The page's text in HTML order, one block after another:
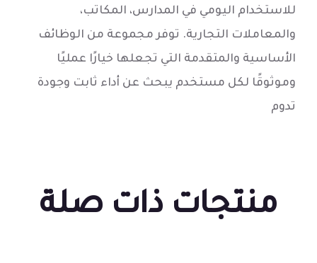
للاستخدام اليومي في المدارس، المكاتب،
والمعاملات التجارية. توفر مجموعة من الوظائف
الأساسية والمتقدمة التي تجعلها خيارًا عمليًا
وموثوقًا لكل مستخدم يبحث عن أداء ثابت وجودة
تدوم
منتجات ذات صلة